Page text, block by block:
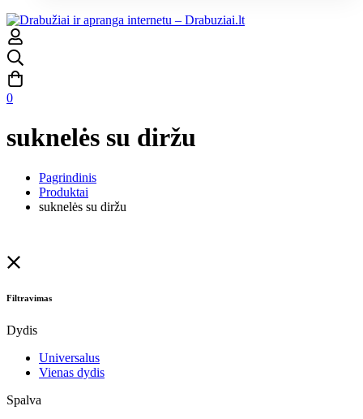
0
suknelės su diržu
Pagrindinis
Produktai
suknelės su diržu
Filtravimas
Dydis
Universalus
Vienas dydis
Spalva